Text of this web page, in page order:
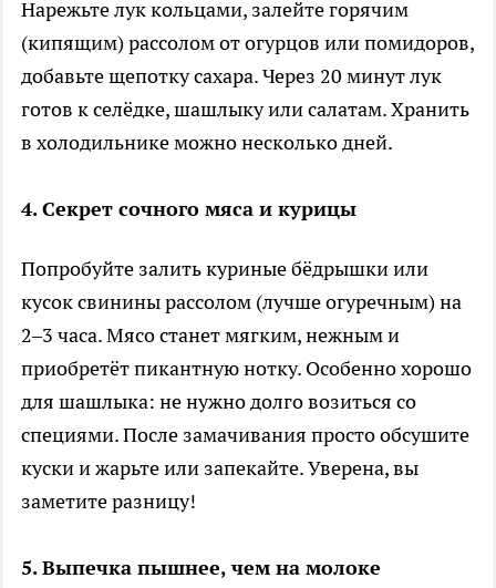
Нарежьте лук кольцами, залейте горячим
(кипящим) рассолом от огурцов или помидоров,
добавьте щепотку сахара. Через 20 минут лук
готов к селёдке, шашлыку или салатам. Хранить
в холодильнике можно несколько дней.
4. Секрет сочного мяса и курицы
Попробуйте залить куриные бёдрышки или
кусок свинины рассолом (лучше огуречным) на
2–3 часа. Мясо станет мягким, нежным и
приобретёт пикантную нотку. Особенно хорошо
для шашлыка: не нужно долго возиться со
специями. После замачивания просто обсушите
куски и жарьте или запекайте. Уверена, вы
заметите разницу!
5. Выпечка пышнее, чем на молоке